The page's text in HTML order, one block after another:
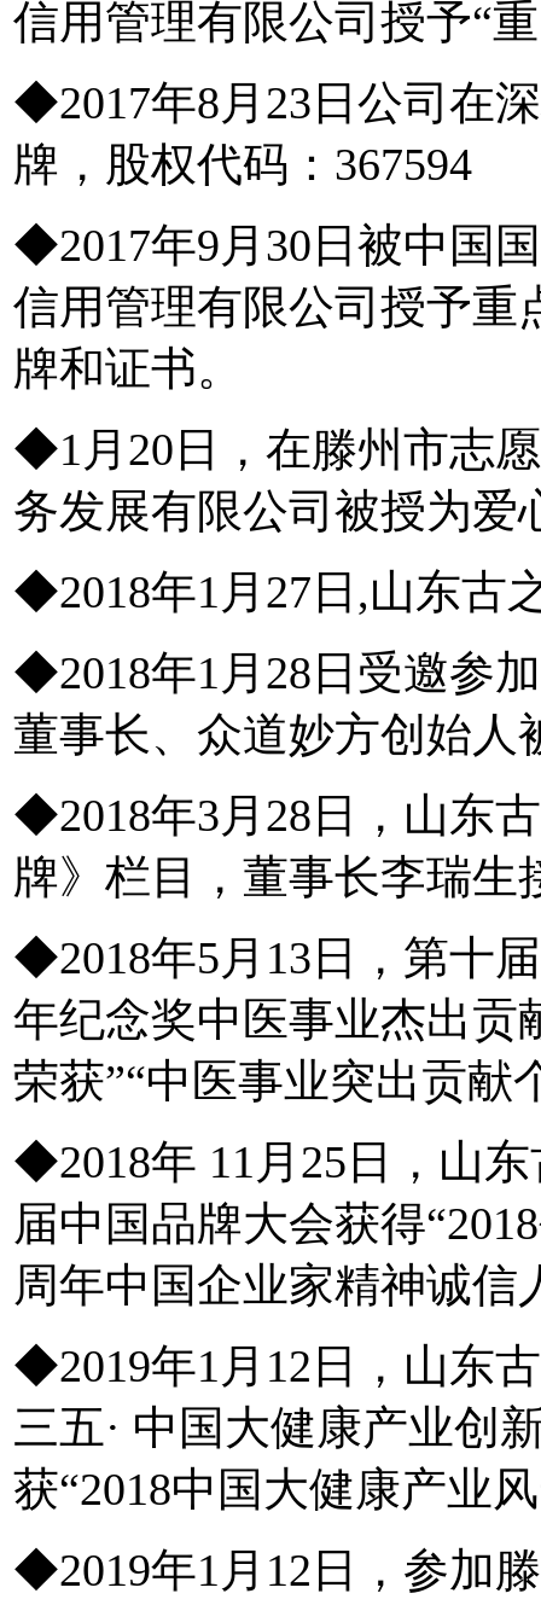
信用管理有限公司授予“
◆2017年8月23日公司在
牌，股权代码：367594
◆2017年9月30日被中国
信用管理有限公司授予重
牌和证书。
◆1月20日，在滕州市志
务发展有限公司被授为
◆2018年1月27日,山东
◆2018年1月28日受邀参
董事长、众道妙方创始人
◆2018年3月28日，山东
牌》栏目，董事长李瑞
◆2018年5月13日，第十
年纪念奖中医事业杰出贡
荣获”“中医事业突出贡献
◆2018年 11月25日，山
届中国品牌大会获得
周年中国企业家精神诚信
◆2019年1月12日，山东
三五· 中国大健康产业创
获“2018中国大健康产业
◆2019年1月12日，参加